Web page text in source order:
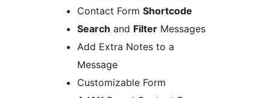
Contact Form Shortcode
Search and Filter Messages
Add Extra Notes to a
Message
Customizable Form